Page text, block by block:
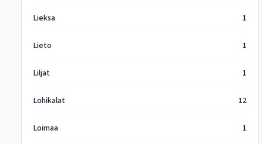
Lieksa 1
Lieto 1
Liljat 1
Lohikalat 12
Loimaa 1